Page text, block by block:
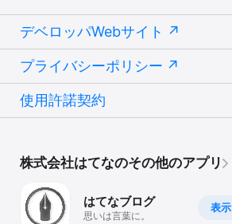
デベロッパWebサイト
プライバシーポリシー
使用許諾契約
株式会社はてなのその他のアプリ
表示
はてなブログ
思いは言葉に。